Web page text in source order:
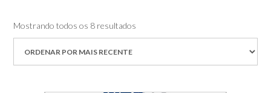
Mostrando todos os 8 resultados
por
recente